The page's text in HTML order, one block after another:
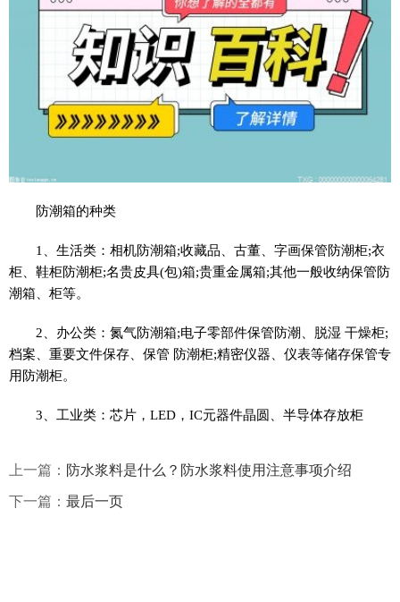
防潮箱的种类
1、生活类：相机防潮箱;收藏品、古董、字画保管防潮柜;衣
柜、鞋柜防潮柜;名贵皮具(包)箱;贵重金属箱;其他一般收纳保管防
潮箱、柜等。
2、办公类：氮气防潮箱;电子零部件保管防潮、脱湿 干燥柜;
档案、重要文件保存、保管 防潮柜;精密仪器、仪表等储存保管专
用防潮柜。
3、工业类：芯片，LED，IC元器件晶圆、半导体存放柜
上一篇： 防水浆料是什么？防水浆料使用注意事项介绍
下一篇： 最后一页